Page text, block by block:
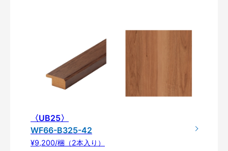
〈UB25〉
WF66-B325-42
¥9,200/梱（2本入り）